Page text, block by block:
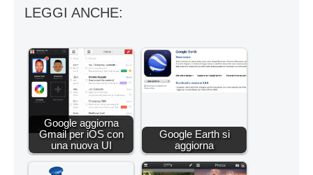
LEGGI ANCHE:
Google aggiorna
Gmail per iOS con
una nuova UI
Google Earth si
aggiorna